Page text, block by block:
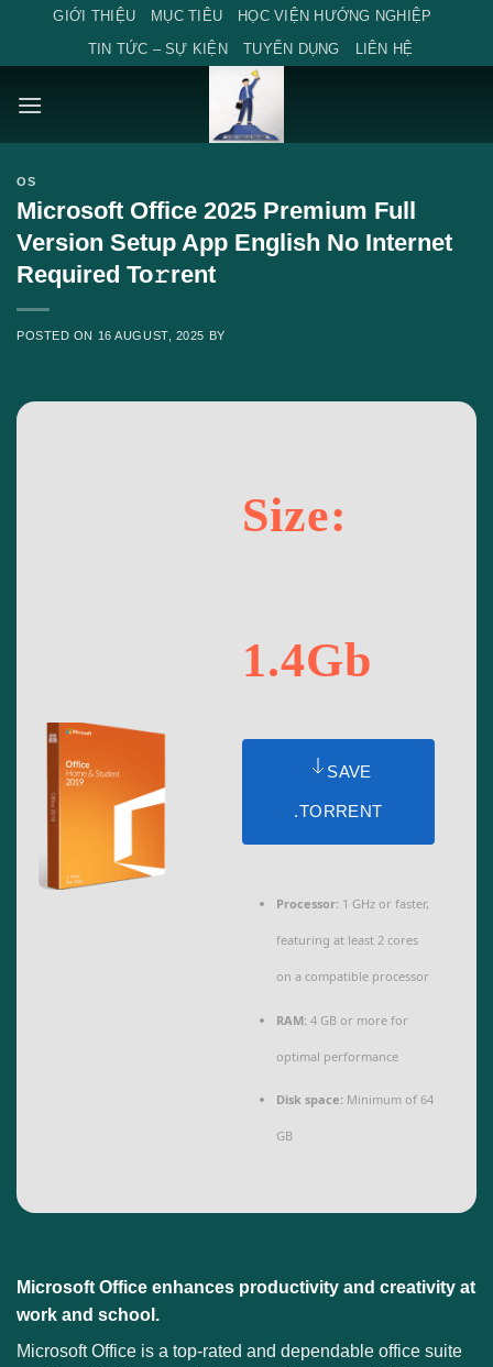
content
GIỚI THIỆU MỤC TIÊU
HỌC VIỆN HƯỚNG NGHIỆP
TIN TỨC – SỰ KIỆN
TUYỂN DỤNG LIÊN HỆ
OS
Microsoft Office 2025 Premium Full
Version Setup App English No Internet
Required To𝚛rent
POSTED ON 16 AUGUST, 2025 BY
Size:
1.4Gb
SAVE
.TORRENT
Processor: 1 GHz or faster,
featuring at least 2 cores
on a compatible processor
RAM: 4 GB or more for
optimal performance
Disk space: Minimum of 64
GB
Microsoft Office enhances productivity and creativity at
work and school.
Microsoft Office is a top-rated and dependable office suite